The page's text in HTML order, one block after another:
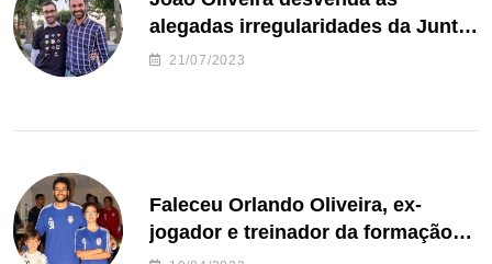
alegadas irregularidades da Junta
de Freguesia S. João de Ver
21/07/2023
Faleceu Orlando Oliveira, ex-
jogador e treinador da formação